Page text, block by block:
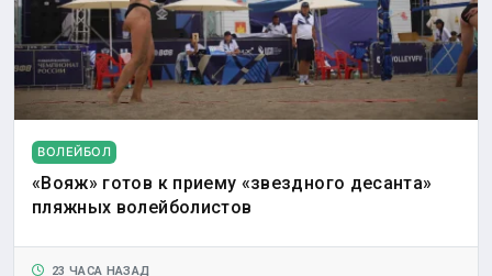
ВОЛЕЙБОЛ
«Вояж» готов к приему «звездного десанта»
пляжных волейболистов
23 ЧАСА НАЗАД